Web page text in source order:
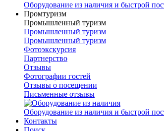
Оборудование из наличия и быстрой
Промтуризм
Промышленный туризм
Промышленный туризм
Промышленный туризм
Фотоэкскурсия
Партнерство
Отзывы
Фотографии гостей
Отзывы о посещении
Письменные отзывы
Оборудование из наличия и быстрой
Контакты